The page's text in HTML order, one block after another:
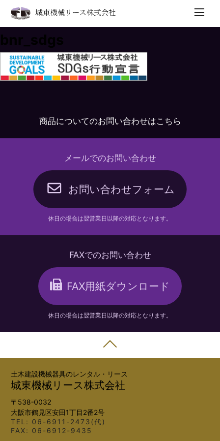
城東機械リース株式会社
bnr_sdgs
商品についてのお問い合わせはこちら
メールでのお問い合わせ
お問い合わせフォーム
休日の場合は翌営業日以降の対応となります。
FAXでのお問い合わせ
FAX用紙ダウンロード
休日の場合は翌営業日以降の対応となります。
土木建設機械器具のレンタル・リース
城東機械リース株式会社
〒538-0032
大阪市鶴見区安田1丁目2番2号
TEL: 06-6911-2473(代)
FAX: 06-6912-9435